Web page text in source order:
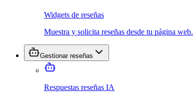
Widgets de reseñas
Muestra y solicita reseñas desde tu página web.
Gestionar reseñas
Respuestas reseñas IA